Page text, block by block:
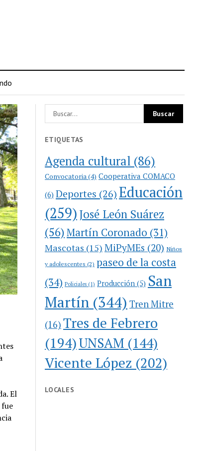
El
ETIQUETAS
Agenda cultural (86)
Convocatoria (4) Cooperativa COMACO
(6) Deportes (26)Educación
(259)José León Suárez
(56)Martín Coronado (31)
Mascotas (15) MiPyMEs (20) Niños
y adolescentes (2) paseo de la costa
(34) Policiales (1) Producción (5) San
Martín (344) Tren Mitre
(16) Tres de Febrero
(194)UNSAM (144)
Vicente López (202)
LOCALES